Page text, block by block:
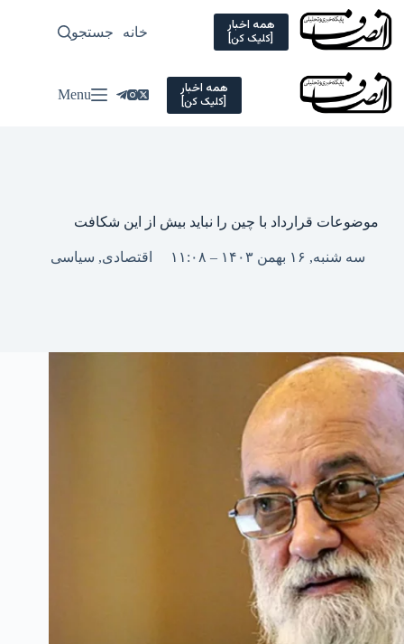
Skip
content
همه اخبار
[کلیک کن] خانه سیاسی
جستجو
همه اخبار
[کلیک کن] Menu
موضوعات قرارداد با چین را نباید بیش از این شکافت
سه شنبه, ۱۶ بهمن ۱۴۰۳ – ۱۱:۰۸ اقتصادی, سیاسی